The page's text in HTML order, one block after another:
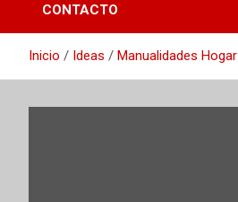
CONTACTO
Inicio Ideas Manualidades Hogar